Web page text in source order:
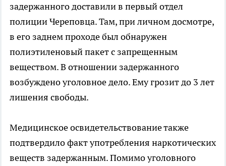
задержанного доставили в первый отдел
полиции Череповца. Там, при личном досмотре,
в его заднем проходе был обнаружен
полиэтиленовый пакет с запрещенным
веществом. В отношении задержанного
возбуждено уголовное дело. Ему грозит до 3 лет
лишения свободы.
Медицинское освидетельствование также
подтвердило факт употребления наркотических
веществ задержанным. Помимо уголовного